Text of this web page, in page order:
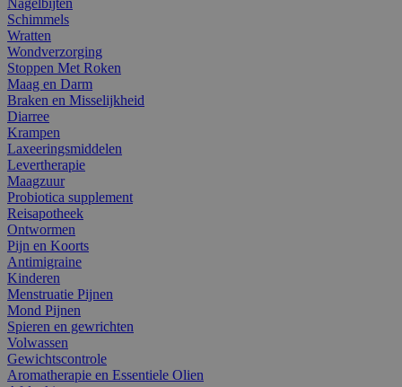
Schimmels
Wratten
Wondverzorging
Stoppen Met Roken
Maag en Darm
Braken en Misselijkheid
Diarree
Krampen
Laxeeringsmiddelen
Levertherapie
Maagzuur
Probiotica supplement
Reisapotheek
Ontwormen
Pijn en Koorts
Antimigraine
Kinderen
Menstruatie Pijnen
Mond Pijnen
Spieren en gewrichten
Volwassen
Gewichtscontrole
Aromatherapie en Essentiele Olien